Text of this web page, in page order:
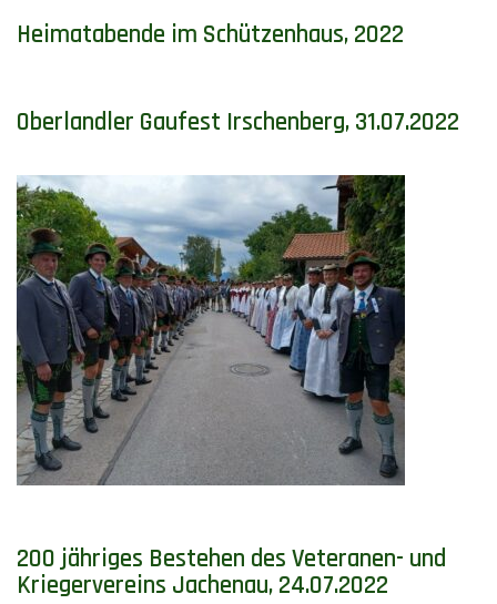
Heimatabende im Schützenhaus, 2022
Oberlandler Gaufest Irschenberg, 31.07.2022
200 jähriges Bestehen des Veteranen- und
Kriegervereins Jachenau, 24.07.2022